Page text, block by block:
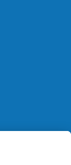
die sich gut